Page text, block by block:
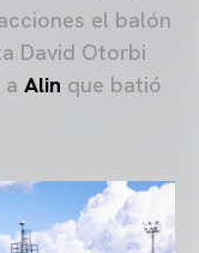
el balón
David Otorbi
Alin que batió